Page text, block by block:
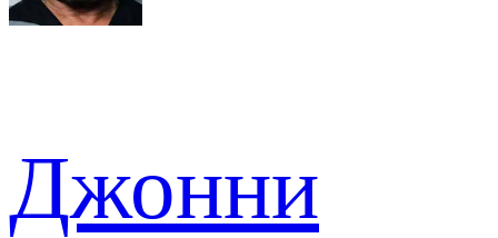
Джонни